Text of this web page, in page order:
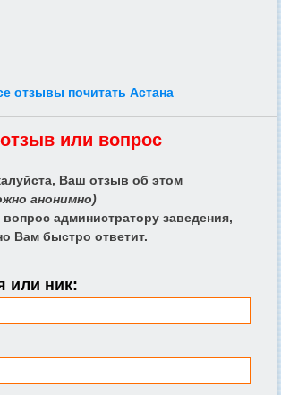
отзывы почитать Астана
или вопрос
Ваш отзыв об этом
анонимно)
администратору заведения,
Вам быстро ответит.
или ник: